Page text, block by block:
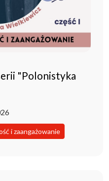
"Polonistyka
i zaangażowanie